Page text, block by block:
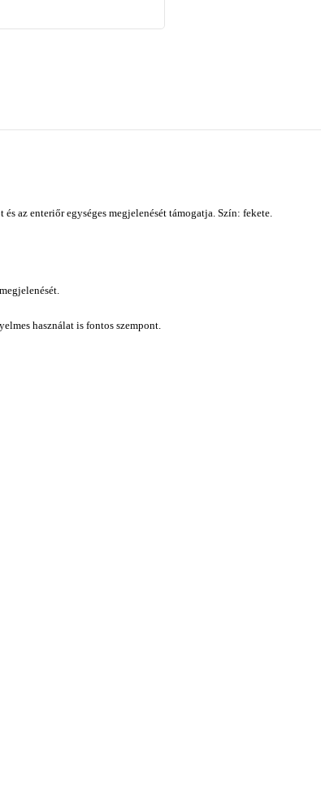
az enteriőr egységes megjelenését támogatja. Szín: fekete.
használat is fontos szempont.